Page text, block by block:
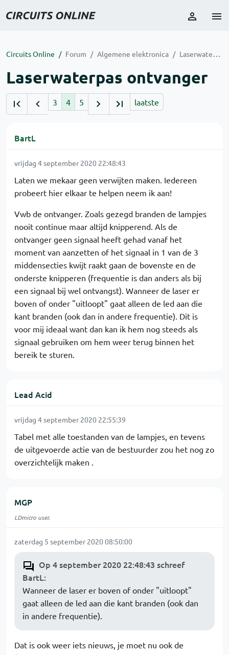
Circuits Online Forum Algemene elektronica Laserwaterpas ontvanger
Laserwaterpas ontvanger
3 4 5 laatste
BartL
vrijdag 4 september 2020 22:48:43
Laten we mekaar geen verwijten maken. Iedereen
probeert hier elkaar te helpen neem ik aan!
Vwb de ontvanger. Zoals gezegd branden de lampjes
nooit continue maar altijd knipperend. Als de
ontvanger geen signaal heeft gehad vanaf het
moment van aanzetten of het signaal in 1 van de 3
middensecties kwijt raakt gaan de bovenste en de
onderste knipperen (frequentie is dan anders als bij
een signaal bij wel ontvangst). Wanneer de laser er
boven of onder "uitloopt" gaat alleen de led aan die
kant branden (ook dan in andere frequentie). Dit is
voor mij ideaal want dan kan ik hem nog steeds als
signaal gebruiken om hem weer terug binnen het
bereik te sturen.
Lead Acid
vrijdag 4 september 2020 22:55:39
Tabel met alle toestanden van de lampjes, en tevens
de uitgevoerde actie van de bestuurder zou het nog zo
overzichtelijk maken .
MGP
LDmicro user.
zaterdag 5 september 2020 08:50:00
Op 4 september 2020 22:48:43 schreef
BartL:
Wanneer de laser er boven of onder "uitloopt"
gaat alleen de led aan die kant branden (ook dan
in andere frequentie).
Dat is ook weer iets nieuws, je moet nu ook de